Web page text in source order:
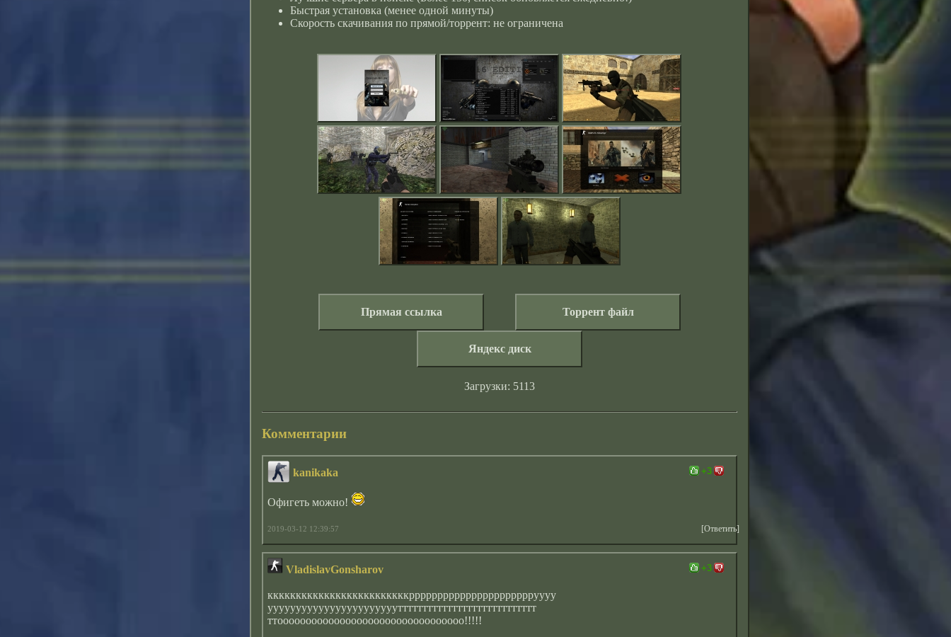
Быстрая установка (менее одной минуты)
Скорость скачивания по прямой/торрент: не ограничена
Прямая ссылка Торрент файл
Яндекс диск
Загрузки: 5113
Комментарии
kanikaka
Офигеть можно!
2019-03-12 12:39:57 [Ответить]
+3
VladislavGonsharov
кккккккккккккккккккккккккрррррррррррррррррррррруууу
ууууууууууууууууууууууутттттттттттттттттттттттттттт
ттооооооооооооооооооооооооооооооооо!!!!!
+3